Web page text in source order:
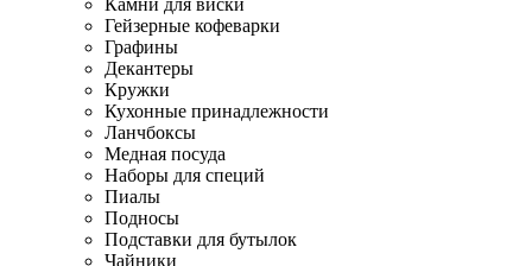
Камни для виски
Гейзерные кофеварки
Графины
Декантеры
Кружки
Кухонные принадлежности
Ланчбоксы
Медная посуда
Наборы для специй
Пиалы
Подносы
Подставки для бутылок
Чайники